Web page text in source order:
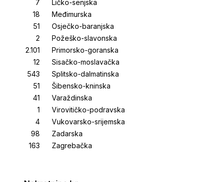
Ličko-senjska
Međimurska
Osječko-baranjska
Požeško-slavonska
Primorsko-goranska
Sisačko-moslavačka
Splitsko-dalmatinska
Šibensko-kninska
Varaždinska
Virovitičko-podravska
Vukovarsko-srijemska
Zadarska
Zagrebačka